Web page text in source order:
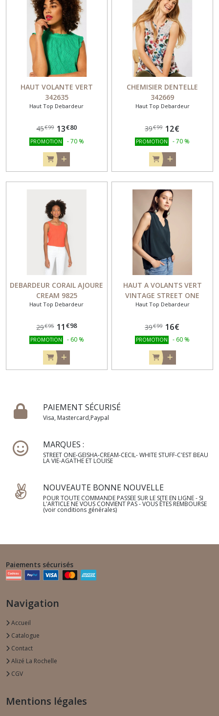
HAUT VOLANTE VERT
342635
Haut Top Debardeur
45€99 13€80
PROMOTION -70 %
CHEMISIER DENTELLE
342669
Haut Top Debardeur
39€99 12€
PROMOTION -70 %
DEBARDEUR CORAIL AJOURE
CREAM 9825
Haut Top Debardeur
29€95 11 €98
PROMOTION - 60 %
HAUT A VOLANTS VERT
VINTAGE STREET ONE
344683
Haut Top Debardeur
39€99 16€
PROMOTION - 60 %
PAIEMENT SÉCURISÉ
Visa, Mastercard,Paypal
MARQUES :
STREET ONE-GEISHA-CREAM-CECIL- WHITE STUFF-C'EST BEAU
LA VIE-AGATHE ET LOUISE
NOUVEAUTE BONNE NOUVELLE
POUR TOUTE COMMANDE PASSEE SUR LE SITE EN LIGNE - SI
L'ARTICLE NE VOUS CONVIENT PAS - VOUS ÊTES REMBOURSE
(voir conditions générales)
Paiements sécurisés
Navigation
Accueil
Catalogue
Contact
Alizé La Rochelle
CGV
Mentions légales